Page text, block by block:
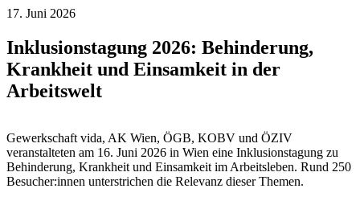
17. Juni 2026
Inklusionstagung 2026: Behinderung,
Krankheit und Einsamkeit in der
Arbeitswelt
Gewerkschaft vida, AK Wien, ÖGB, KOBV und ÖZIV
veranstalteten am 16. Juni 2026 in Wien eine Inklusionstagung zu
Behinderung, Krankheit und Einsamkeit im Arbeitsleben. Rund 250
Besucher:innen unterstrichen die Relevanz dieser Themen.